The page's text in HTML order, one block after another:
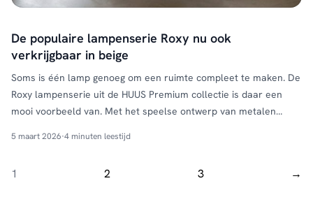
De populaire lampenserie Roxy nu ook
verkrijgbaar in beige
Soms is één lamp genoeg om een ruimte compleet te maken. De
Roxy lampenserie uit de HUUS Premium collectie is daar een
mooi voorbeeld van. Met het speelse ontwerp van metalen
karakter samen. Goed nieuws voor liefhebbers van dit model:
5 maart 2026·4 minuten leestijd
1 2 3 →